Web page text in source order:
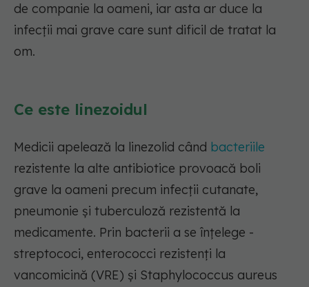
de companie la oameni, iar asta ar duce la
infecții mai grave care sunt dificil de tratat la
om.
Ce este linezoidul
Medicii apelează la linezolid când bacteriile
rezistente la alte antibiotice provoacă boli
grave la oameni precum infecții cutanate,
pneumonie și tuberculoză rezistentă la
medicamente. Prin bacterii a se înțelege -
streptococi, enterococci rezistenți la
vancomicină (VRE) și Staphylococcus aureus